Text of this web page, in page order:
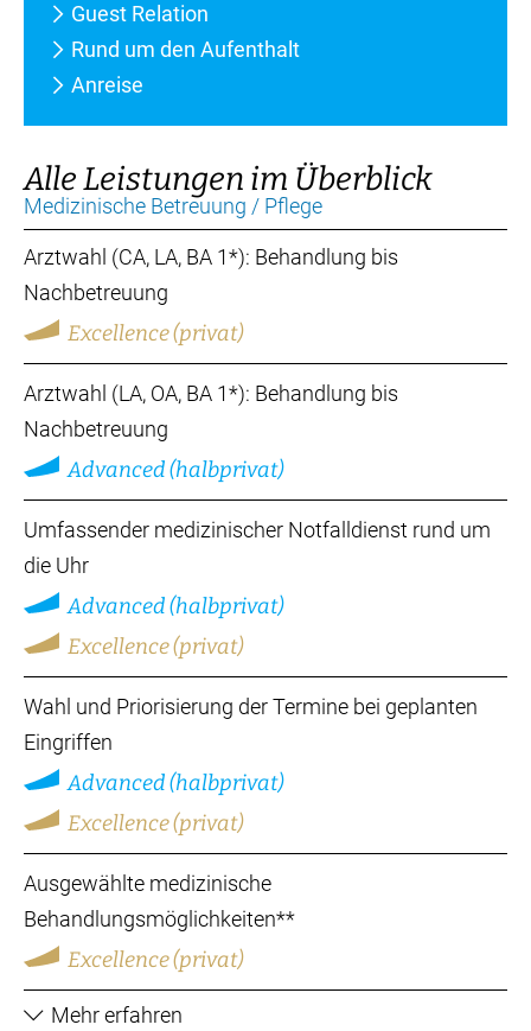
Guest Relation
Rund um den Aufenthalt
Anreise
Alle Leistungen im Überblick
Medizinische Betreuung / Pflege
Arztwahl (CA, LA, BA 1*): Behandlung bis
Nachbetreuung
Excellence (privat)
Arztwahl (LA, OA, BA 1*): Behandlung bis
Nachbetreuung
Advanced (halbprivat)
Umfassender medizinischer Notfalldienst rund um
die Uhr
Advanced (halbprivat)
Excellence (privat)
Wahl und Priorisierung der Termine bei geplanten
Eingriffen
Advanced (halbprivat)
Excellence (privat)
Ausgewählte medizinische
Behandlungsmöglichkeiten**
Excellence (privat)
Mehr erfahren